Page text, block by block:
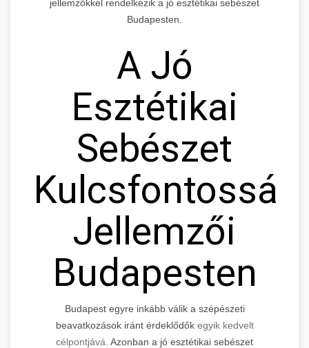
jellemzőkkel rendelkezik a jó esztétikai sebészet
Budapesten.
A Jó
Esztétikai
Sebészet
Jellemzői
Budapesten
Budapest egyre inkább válik a szépészeti
beavatkozások iránt érdeklődők egyik kedvelt
célpontjává. Azonban a jó esztétikai sebészet